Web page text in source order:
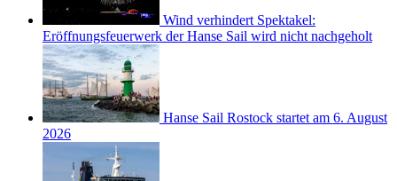
Wind verhindert Spektakel:
Eröffnungsfeuerwerk der Hanse Sail wird nicht nachgeholt
Hanse Sail Rostock startet am 6. August
2026